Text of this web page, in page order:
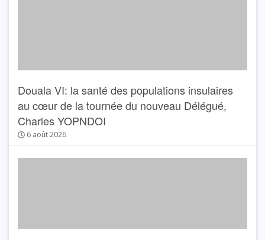
Douala VI: la santé des populations insulaires
au cœur de la tournée du nouveau Délégué,
Charles YOPNDOI
6 août 2026